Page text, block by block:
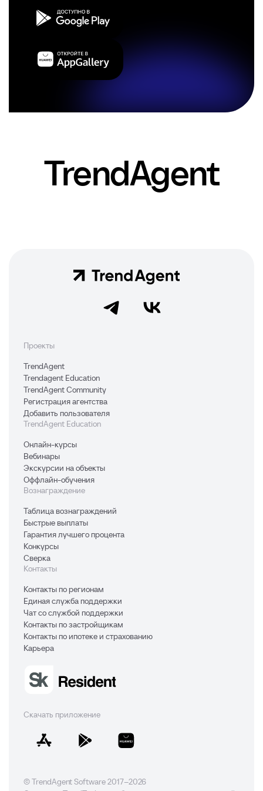
TrendAgent
Проекты
TrendAgent
Trendagent Education
TrendAgent Community
Регистрация агентства
Добавить пользователя
TrendAgent Education
Онлайн-курсы
Вебинары
Экскурсии на объекты
Оффлайн-обучения
Вознаграждение
Таблица вознаграждений
Быстрые выплаты
Гарантия лучшего процента
Конкурсы
Сверка
Контакты
Контакты по регионам
Единая служба поддержки
Чат со службой поддержки
Контакты по застройщикам
Контакты по ипотеке и страхованию
Карьера
Скачать приложение
© TrendAgent Software 2017–2026